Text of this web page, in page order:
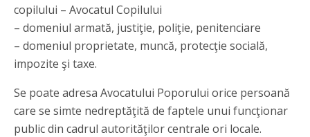
copilului – Avocatul Copilului
– domeniul armată, justiţie, poliţie, penitenciare
– domeniul proprietate, muncă, protecţie socială,
impozite şi taxe.
Se poate adresa Avocatului Poporului orice persoană
care se simte nedreptăţită de faptele unui funcţionar
public din cadrul autorităţilor centrale ori locale.